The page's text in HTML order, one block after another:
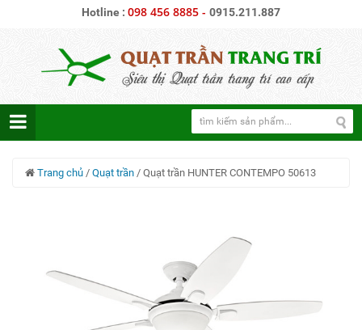
Hotline : 098 456 8885 - 0915.211.887
Trang chủ / Quạt trần / Quạt trần HUNTER CONTEMPO 50613